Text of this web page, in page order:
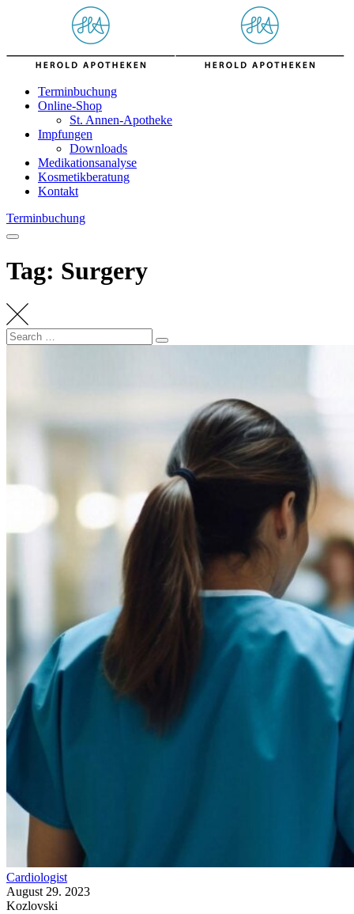
Terminbuchung
Online-Shop
St. Annen-Apotheke
Impfungen
Downloads
Medikationsanalyse
Kosmetikberatung
Kontakt
Terminbuchung
Tag: Surgery
Search
for:
Search
Cardiologist
August 29. 2023
Kozlovski